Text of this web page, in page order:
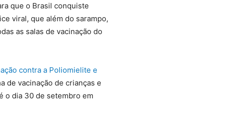
que o Brasil conquiste
viral, que além do sarampo,
as salas de vacinação do
contra a Poliomielite e
de vacinação de crianças e
o dia 30 de setembro em